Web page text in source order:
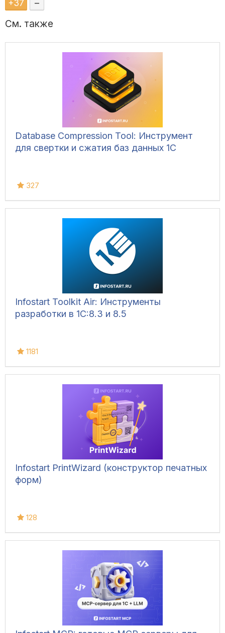
+37 –
См. также
Database Compression Tool: Инструмент
для свертки и сжатия баз данных 1С
327
Infostart Toolkit Air: Инструменты
разработки в 1С:8.3 и 8.5
1181
Infostart PrintWizard (конструктор печатных
форм)
128